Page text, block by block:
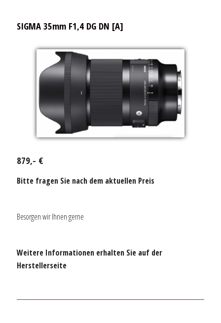
SIGMA 35mm F1,4 DG DN [A]
879,- €
Bitte fragen Sie nach dem aktuellen Preis
Besorgen wir Ihnen gerne
Weitere Informationen erhalten Sie auf der
Herstellerseite